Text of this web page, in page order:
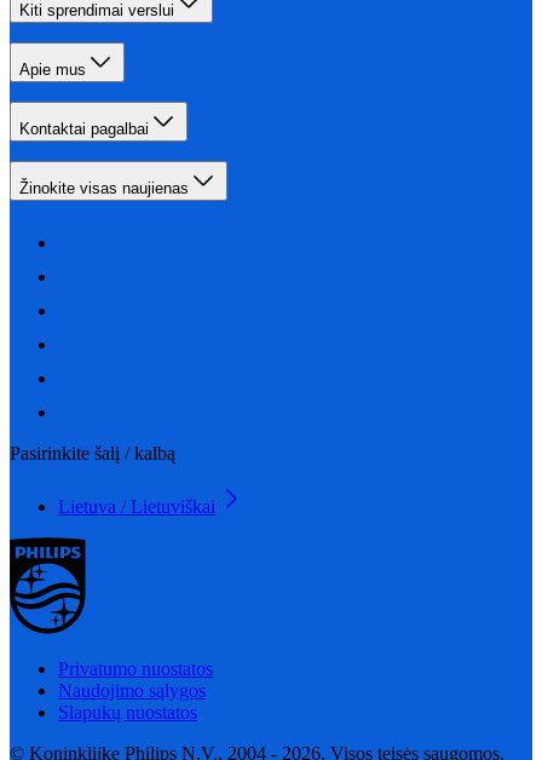
Kiti sprendimai verslui
Apie mus
Kontaktai pagalbai
Žinokite visas naujienas
Pasirinkite šalį / kalbą
Lietuva / Lietuviškai
Privatumo nuostatos
Naudojimo sąlygos
Slapukų nuostatos
© Koninklijke Philips N.V., 2004 - 2026. Visos teisės saugomos.